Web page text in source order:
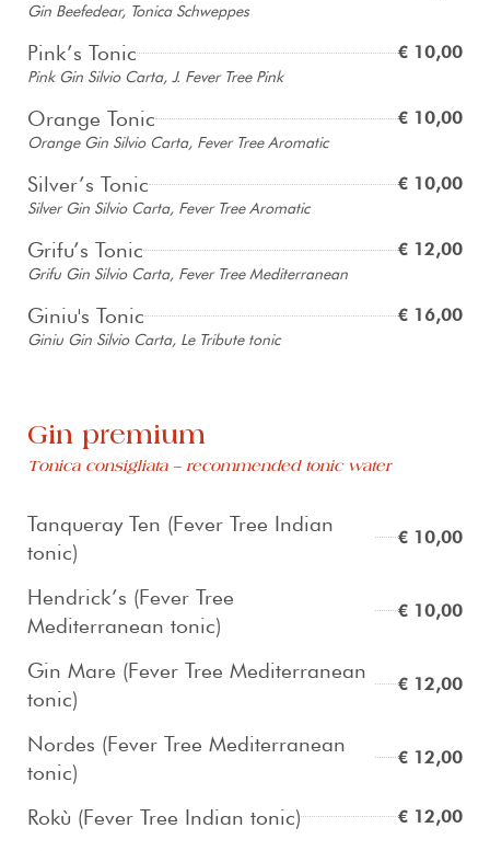
Gin Beefedear, Tonica Schweppes
Pink’s Tonic € 10,00
Pink Gin Silvio Carta, J. Fever Tree Pink
Orange Tonic € 10,00
Orange Gin Silvio Carta, Fever Tree Aromatic
Silver’s Tonic € 10,00
Silver Gin Silvio Carta, Fever Tree Aromatic
Grifu’s Tonic € 12,00
Grifu Gin Silvio Carta, Fever Tree Mediterranean
Giniu's Tonic € 16,00
Giniu Gin Silvio Carta, Le Tribute tonic
Gin premium
Tonica consigliata – recommended tonic water
Tanqueray Ten (Fever Tree Indian
tonic)
€ 10,00
Hendrick’s (Fever Tree
Mediterranean tonic)
€ 10,00
Gin Mare (Fever Tree Mediterranean
tonic)
€ 12,00
Nordes (Fever Tree Mediterranean
tonic)
€ 12,00
Rokù (Fever Tree Indian tonic) € 12,00